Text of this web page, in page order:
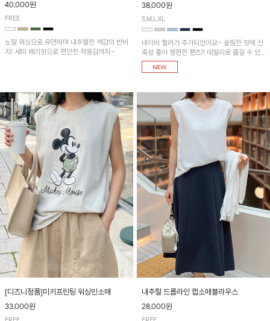
40,000원
FREE
노말 워싱으로 유연하며 내추럴한 색감의 반바
지! 세미 배기핏으로 편안한 착용감까지~
38,000원
S,M,L,XL
네이비 컬러가 추가되었어요~ 슬림한 핏에 신
축성 좋아 짱편한 팬츠!! 데일리로 즐길 수 있
는 기본 컬러들로 준비했어요~
[디즈니정품]미키프린팅 워싱민소매
33,000원
내추럴 드롭라인 캡소매블라우스
28,000원